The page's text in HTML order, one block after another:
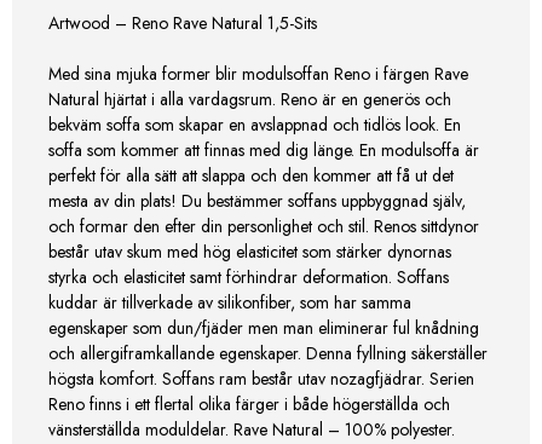
Artwood – Reno Rave Natural 1,5-Sits
Med sina mjuka former blir modulsoffan Reno i färgen Rave
Natural hjärtat i alla vardagsrum. Reno är en generös och
bekväm soffa som skapar en avslappnad och tidlös look. En
soffa som kommer att finnas med dig länge. En modulsoffa är
perfekt för alla sätt att slappa och den kommer att få ut det
mesta av din plats! Du bestämmer soffans uppbyggnad själv,
och formar den efter din personlighet och stil. Renos sittdynor
består utav skum med hög elasticitet som stärker dynornas
styrka och elasticitet samt förhindrar deformation. Soffans
kuddar är tillverkade av silikonfiber, som har samma
egenskaper som dun/fjäder men man eliminerar ful knådning
och allergiframkallande egenskaper. Denna fyllning säkerställer
högsta komfort. Soffans ram består utav nozagfjädrar. Serien
Reno finns i ett flertal olika färger i både högerställda och
vänsterställda moduldelar. Rave Natural – 100% polyester.